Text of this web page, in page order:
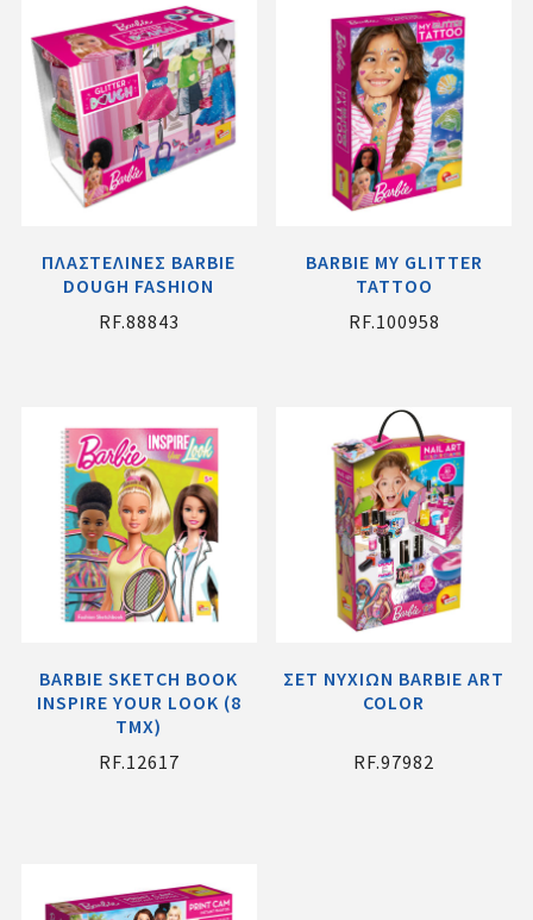
ΠΛΑΣΤΕΛΙΝΕΣ BARBIE
DOUGH FASHION
RF.88843
BARBIE MY GLITTER
TATTOO
RF.100958
BARBIE SKETCH BOOK
INSPIRE YOUR LOOK (8
ΤΜΧ)
RF.12617
ΣΕΤ ΝΥΧΙΩΝ BARBIE ART
COLOR
RF.97982